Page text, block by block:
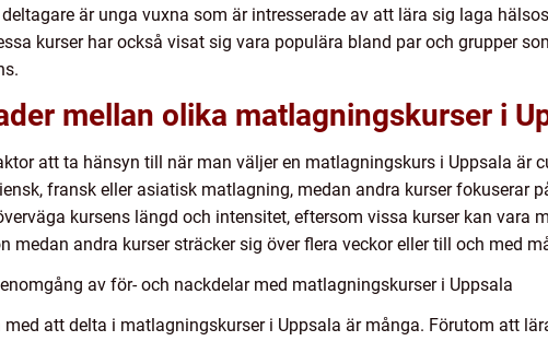
är unga vuxna som är intresserade av att lära sig laga
kurser har också visat sig vara populära bland par och grupper
mellan olika matlagningskurser i
att ta hänsyn till när man väljer en matlagningskurs i Uppsala är
fransk eller asiatisk matlagning, medan andra kurser fokuserar
kursens längd och intensitet, eftersom vissa kurser kan vara
medan andra kurser sträcker sig över flera veckor eller till och med
av för- och nackdelar med matlagningskurser i Uppsala
med att delta i matlagningskurser i Uppsala är många. Förutom att